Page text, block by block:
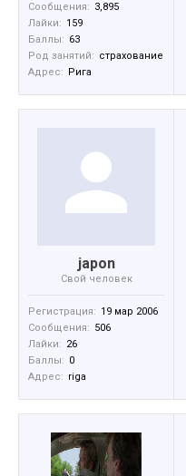
Сообщения: 3,895
Лайки: 159
Баллы: 63
Род занятий: страхование
Адрес: Рига
japon
Свой человек
Регистрация: 19 мар 2006
Сообщения: 506
Лайки: 26
Баллы: 0
Адрес: riga